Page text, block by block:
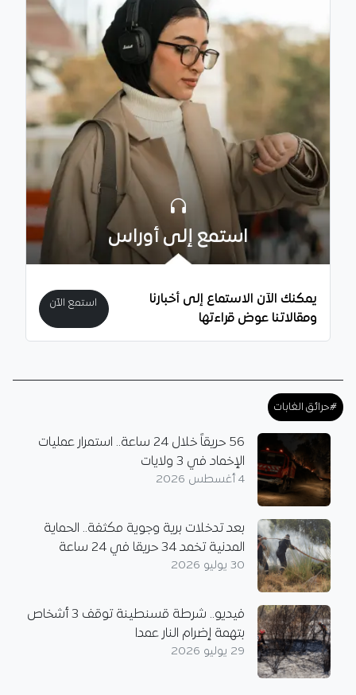
استمع إلى أوراس
يمكنك الآن الاستماع إلى أخبارنا
ومقالاتنا عوض قراءتها
استمع الآن
#حرائق الغابات
56 حريقاً خلال 24 ساعة.. استمرار عمليات
الإخماد في 3 ولايات
4 أغسطس 2026
بعد تدخلات برية وجوية مكثفة.. الحماية
المدنية تخمد 34 حريقا في 24 ساعة
30 يوليو 2026
فيديو.. شرطة قسنطينة توقف 3 أشخاص
بتهمة إضرام النار عمدا
29 يوليو 2026